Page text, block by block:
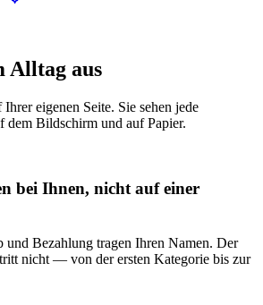
Alltag aus
eigenen Seite. Sie sehen jede
Bildschirm und auf Papier.
bei Ihnen, nicht auf einer
und Bezahlung tragen Ihren Namen. Der
nicht — von der ersten Kategorie bis zur